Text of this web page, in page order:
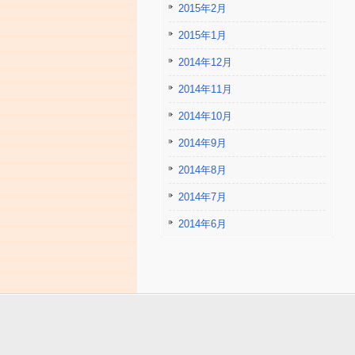
2015年2月
2015年1月
2014年12月
2014年11月
2014年10月
2014年9月
2014年8月
2014年7月
2014年6月